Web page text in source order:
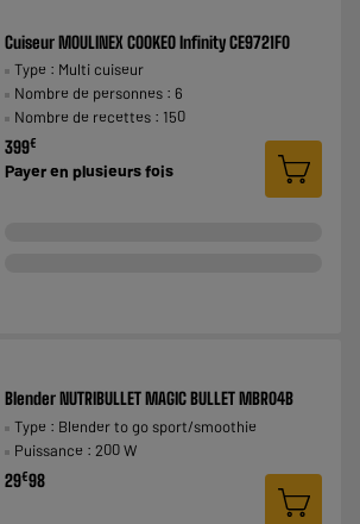
Cuiseur MOULINEX COOKEO Infinity CE9721F0
Type : Multi cuiseur
Nombre de personnes : 6
Nombre de recettes : 150
399€
Payer en plusieurs fois
Blender NUTRIBULLET MAGIC BULLET MBR04B
Type : Blender to go sport/smoothie
Puissance : 200 W
29€98